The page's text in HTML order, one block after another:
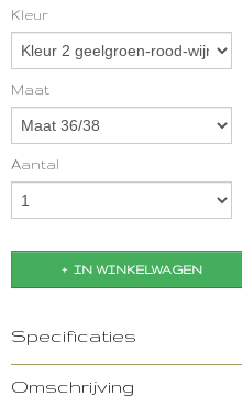
Kleur
Maat
Aantal
IN WINKELWAGEN
Specificaties
Omschrijving